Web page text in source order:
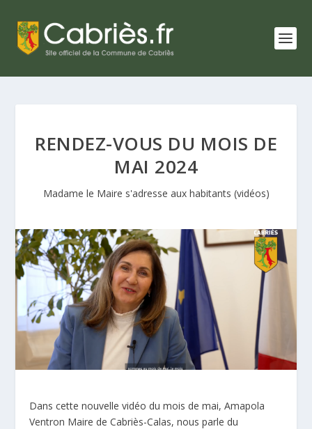
RENDEZ-VOUS DU MOIS DE
MAI 2024
Madame le Maire s'adresse aux habitants (vidéos)
Dans cette nouvelle vidéo du mois de mai,Amapola
Ventron Maire de Cabriès-Calas, nous parle du